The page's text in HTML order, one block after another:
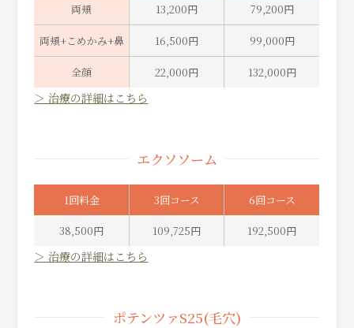
両頬 13,200円 79,200円
両頬+こめかみ+鼻 16,500円 99,000円
全顔 22,000円 132,000円
＞ 治療の詳細はこちら
エクソソーム
1回料金 3回コース 6回コース
38,500円 109,725円 192,500円
＞ 治療の詳細はこちら
ポテンツァS25(毛穴)